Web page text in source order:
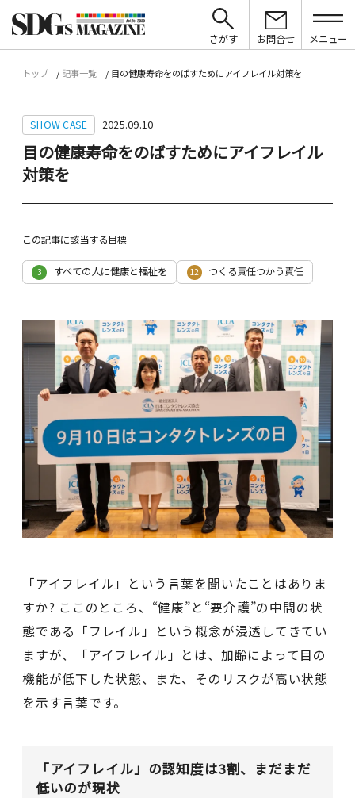
さがす お問合せ メニュー
トップ 記事一覧 目の健康寿命をのばすためにアイフレイル対策を
SHOW CASE 2025.09.10
目の健康寿命をのばすためにアイフレイル
対策を
この記事に該当する目標
3 すべての人に健康と福祉を 12 つくる責任つかう責任
「アイフレイル」という言葉を聞いたことはありま
すか? ここのところ、“健康”と“要介護”の中間の状
態である「フレイル」という概念が浸透してきてい
ますが、「アイフレイル」とは、加齢によって目の
機能が低下した状態、また、そのリスクが高い状態
を示す言葉です。
「アイフレイル」の認知度は3割、まだまだ
低いのが現状